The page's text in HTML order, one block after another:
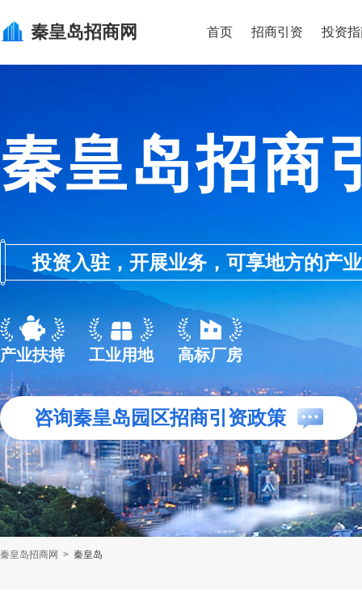
秦皇岛招商网 首页 招商引资 投资
秦皇岛招商
投资入驻，开展业务，可享地方的产
产业扶持 工业用地 高标厂房
咨询秦皇岛园区招商引资政策
秦皇岛招商网 > 秦皇岛